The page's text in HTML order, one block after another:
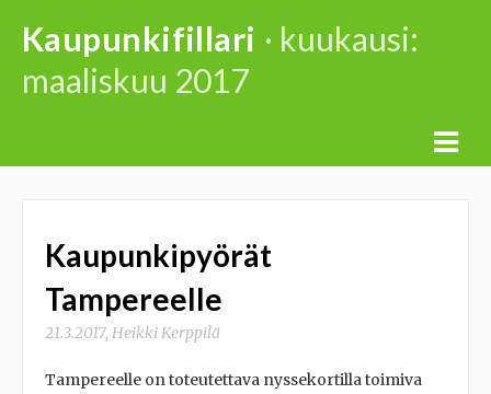
content
Kaupunkifillari · kuukausi:
maaliskuu 2017
Kaupunkipyörät
Tampereelle
21.3.2017, Heikki Kerppilä
Tampereelle on toteutettava nyssekortilla toimiva